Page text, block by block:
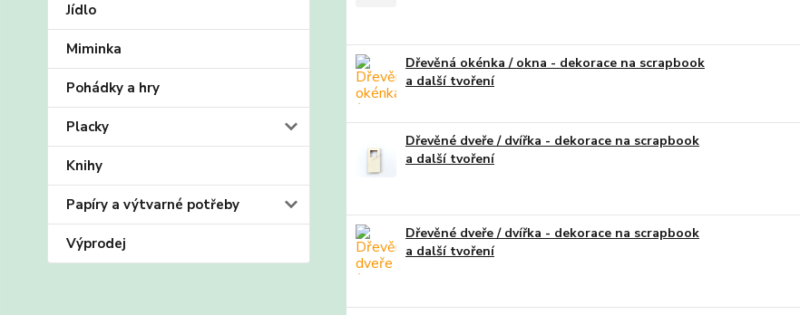
Jídlo
Miminka
Pohádky a hry
Placky
Knihy
Papíry a výtvarné potřeby
Výprodej
Dřevěná okénka / okna - dekorace na scrapbook
a další tvoření
Dřevěné dveře / dvířka - dekorace na scrapbook
a další tvoření
Dřevěné dveře / dvířka - dekorace na scrapbook
a další tvoření